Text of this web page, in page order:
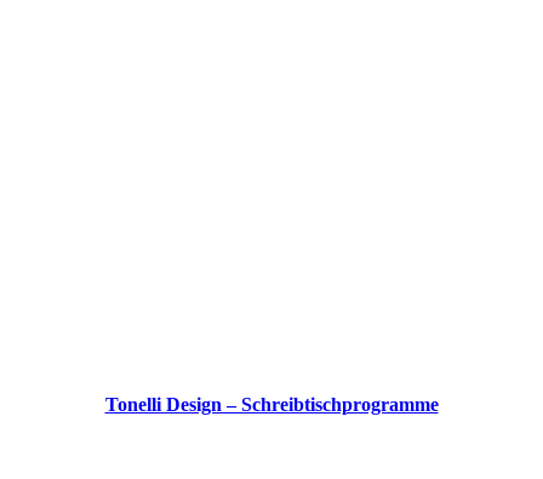
Tonelli Design – Schreibtischprogramme